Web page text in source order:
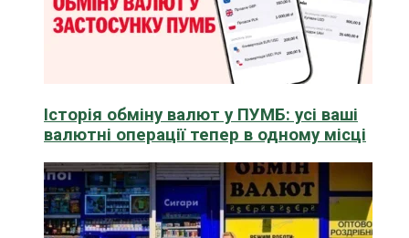
Історія обміну валют у ПУМБ: усі ваші
валютні операції тепер в одному місці